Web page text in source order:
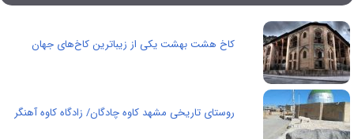
کاخ هشت بهشت یکی از زیباترین کاخ‌های جهان
روستای تاریخی مشهد کاوه چادگان/ زادگاه کاوه‌ آهنگر